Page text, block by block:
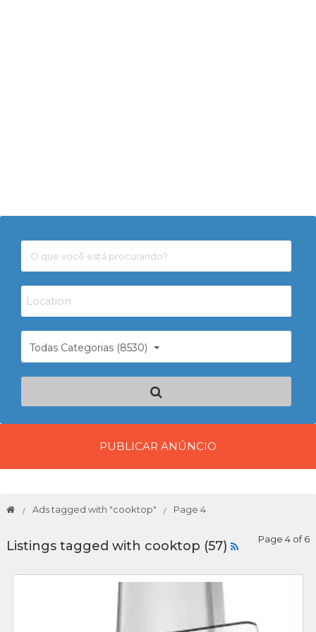
Todas Categorias (8530)
PUBLICAR ANÚNCIO
Ads tagged with "cooktop" Page 4
Listings tagged with cooktop (57) Page 4 of 6